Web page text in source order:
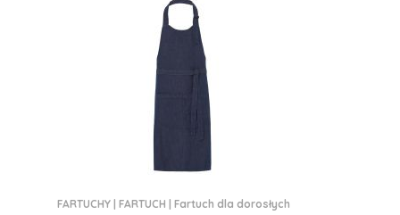
FARTUCHY FARTUCH Fartuch dla dorosłych